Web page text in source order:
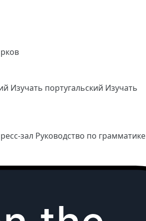
Изучать португальский Изучать
зал Руководство по грамматике